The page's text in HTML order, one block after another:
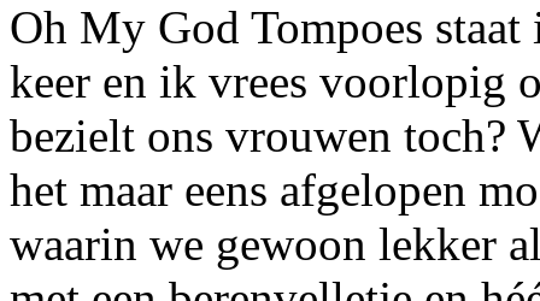
Oh My God Tompoes
keer en ik vrees voorlopig
bezielt ons vrouwen toch?
het maar eens afgelopen
waarin we gewoon lekker